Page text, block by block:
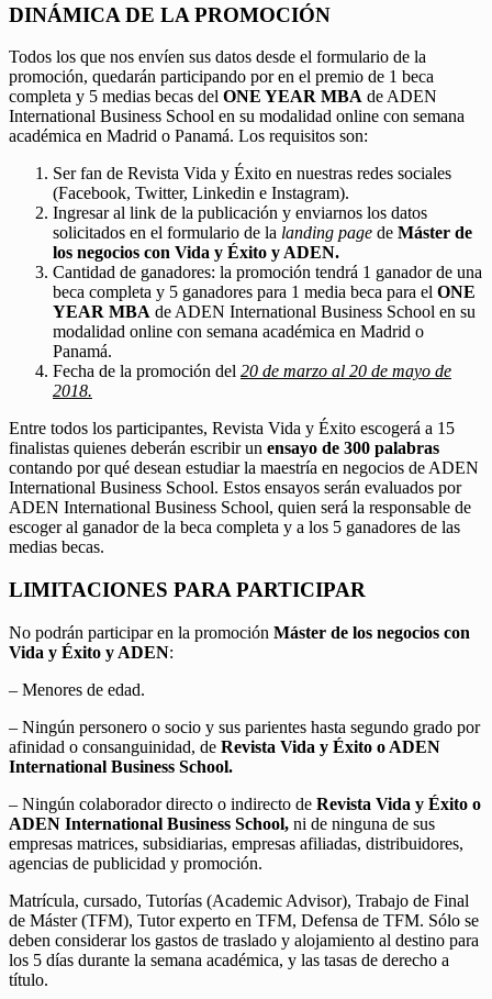
DINÁMICA DE LA PROMOCIÓN
Todos los que nos envíen sus datos desde el formulario de la
promoción, quedarán participando por en el premio de 1 beca
completa y 5 medias becas del ONE YEAR MBA de ADEN
International Business School en su modalidad online con semana
académica en Madrid o Panamá. Los requisitos son:
Ser fan de Revista Vida y Éxito en nuestras redes sociales
(Facebook, Twitter, Linkedin e Instagram).
Ingresar al link de la publicación y enviarnos los datos
solicitados en el formulario de la landing page de Máster de
los negocios con Vida y Éxito y ADEN.
Cantidad de ganadores: la promoción tendrá 1 ganador de una
beca completa y 5 ganadores para 1 media beca para el ONE
YEAR MBA de ADEN International Business School en su
modalidad online con semana académica en Madrid o
Panamá.
Fecha de la promoción del 20 de marzo al 20 de mayo de
2018.
Entre todos los participantes, Revista Vida y Éxito escogerá a 15
finalistas quienes deberán escribir un ensayo de 300 palabras
contando por qué desean estudiar la maestría en negocios de ADEN
International Business School. Estos ensayos serán evaluados por
ADEN International Business School, quien será la responsable de
escoger al ganador de la beca completa y a los 5 ganadores de las
medias becas.
LIMITACIONES PARA PARTICIPAR
No podrán participar en la promoción Máster de los negocios con
Vida y Éxito y ADEN:
– Menores de edad.
– Ningún personero o socio y sus parientes hasta segundo grado por
afinidad o consanguinidad, de Revista Vida y Éxito o ADEN
International Business School.
– Ningún colaborador directo o indirecto de Revista Vida y Éxito o
ADEN International Business School, ni de ninguna de sus
empresas matrices, subsidiarias, empresas afiliadas, distribuidores,
agencias de publicidad y promoción.
Matrícula, cursado, Tutorías (Academic Advisor), Trabajo de Final
de Máster (TFM), Tutor experto en TFM, Defensa de TFM. Sólo se
deben considerar los gastos de traslado y alojamiento al destino para
los 5 días durante la semana académica, y las tasas de derecho a
título.